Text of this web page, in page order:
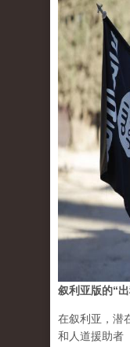
叙利亚版的“
在叙利亚，潜
和人道援助者